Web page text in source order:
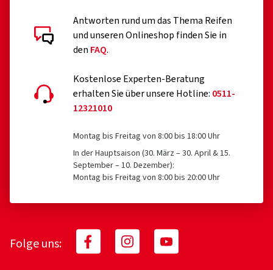
Antworten rund um das Thema Reifen
und unseren Onlineshop finden Sie in
den FAQ.
Kostenlose Experten-Beratung
erhalten Sie über unsere Hotline: 0511-
12321010
Montag bis Freitag von 8:00 bis 18:00 Uhr
In der Hauptsaison (30. März – 30. April & 15.
September – 10. Dezember):
Montag bis Freitag von 8:00 bis 20:00 Uhr
Folge uns: